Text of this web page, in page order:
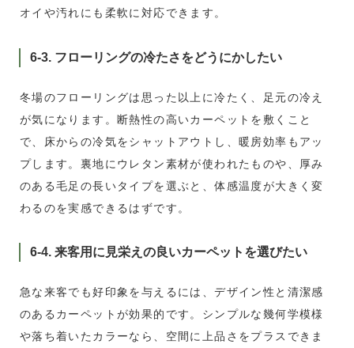
オイや汚れにも柔軟に対応できます。
6-3. フローリングの冷たさをどうにかしたい
冬場のフローリングは思った以上に冷たく、足元の冷え
が気になります。断熱性の高いカーペットを敷くこと
で、床からの冷気をシャットアウトし、暖房効率もアッ
プします。裏地にウレタン素材が使われたものや、厚み
のある毛足の長いタイプを選ぶと、体感温度が大きく変
わるのを実感できるはずです。
6-4. 来客用に見栄えの良いカーペットを選びたい
急な来客でも好印象を与えるには、デザイン性と清潔感
のあるカーペットが効果的です。シンプルな幾何学模様
や落ち着いたカラーなら、空間に上品さをプラスできま